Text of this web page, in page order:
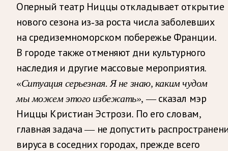
Оперный театр Ниццы откладывает открытие
нового сезона из-за роста числа заболевших
на средиземноморском побережье Франции.
В городе также отменяют дни культурного
наследия и другие массовые мероприятия.
«Ситуация серьезная. Я не знаю, каким чудом
мы можем этого избежать», — сказал мэр
Ниццы Кристиан Эстрози. По его словам,
главная задача — не допустить
вируса в соседних городах, прежде всего